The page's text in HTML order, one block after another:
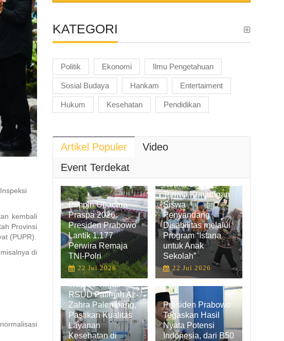
kembali
Provinsi
(PUPR).
di
KATEGORI
Politik Ekonomi Ilmu Pengetahuan
Sosial Budaya Hankam Entertaiment
Hukum Kesehatan Pendidikan
Artikel Populer
Video
Event Terdekat
Pimpin Upacara
Praspa 2026,
Presiden Prabowo
Lantik 1.177
Perwira Remaja
TNI-Polri
22 Jul 2026
Hadirkan
Kemensetneg
Terima Kunjungan
Siswa
Penyandang
Disabilitas melalui
Program “Istana
untuk Anak
Sekolah”
22 Jul 2026
Wapres Tinjau
RSUD Fatimah Az-
Zahra Palembang,
Pastikan Kualitas
Layanan
Kesehatan di
Presiden Prabowo
Tegaskan Hasil
Nyata Potensi
Indonesia, dari B50